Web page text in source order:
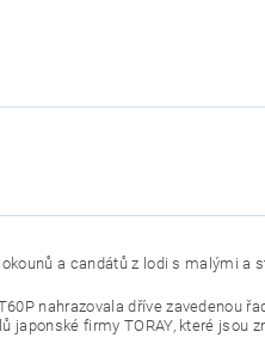
a candátů z lodi s malými a
nahrazovala dříve zavedenou
japonské firmy TORAY, které